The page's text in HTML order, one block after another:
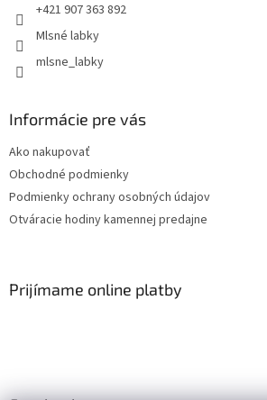
+421 907 363 892
Mlsné labky
mlsne_labky
Informácie pre vás
Ako nakupovať
Obchodné podmienky
Podmienky ochrany osobných údajov
Otváracie hodiny kamennej predajne
Prijímame online platby